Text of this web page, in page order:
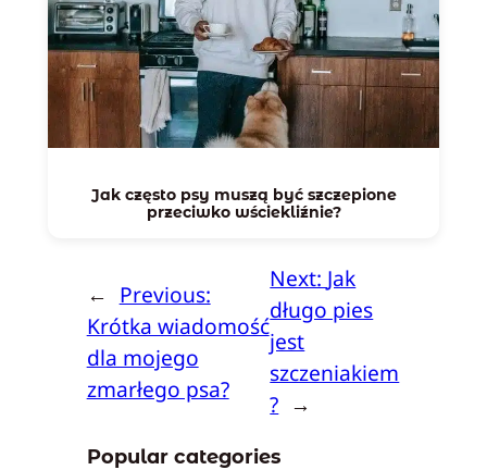
Jak często psy muszą być szczepione
przeciwko wściekliźnie?
← Previous:
Krótka wiadomość
dla mojego
zmarłego psa?
Next: Jak
długo pies
jest
szczeniakiem
? →
Popular categories